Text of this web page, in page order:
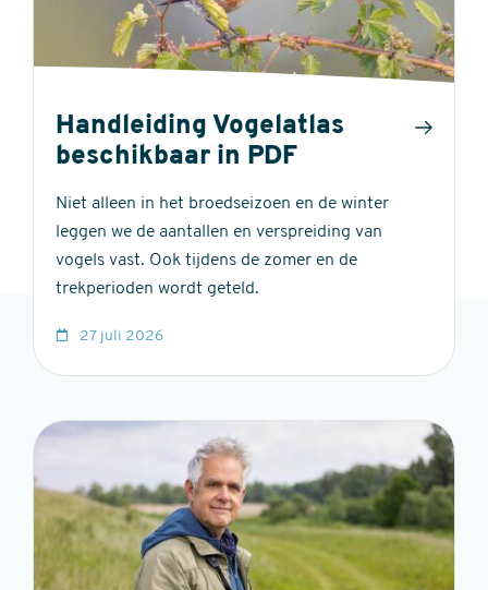
Handleiding Vogelatlas
beschikbaar in PDF
Niet alleen in het broedseizoen en de winter
leggen we de aantallen en verspreiding van
vogels vast. Ook tijdens de zomer en de
trekperioden wordt geteld.
27 juli 2026